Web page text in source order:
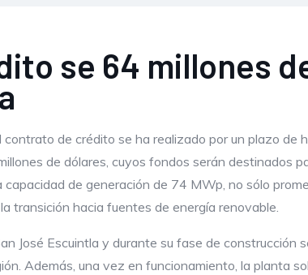
se 64 millones
contrato de crédito se ha realizado por un plazo
de dólares, cuyos fondos serán destinados
de generación de 74 MWp, no sólo
transición hacia fuentes de energía renovable.
José Escuintla y durante su fase de construcción
Además, una vez en funcionamiento, la planta